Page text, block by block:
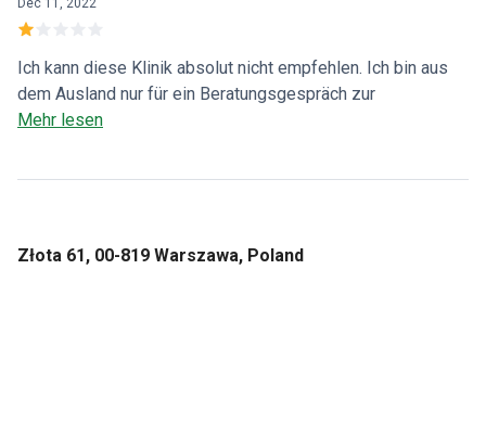
Dec 11, 2022
Ich kann diese Klinik absolut nicht empfehlen. Ich bin aus
dem Ausland nur für ein Beratungsgespräch zur
Haartransplantation angereist, aber der Arzt hat mich nur
Mehr lesen
Złota 61, 00-819 Warszawa, Poland